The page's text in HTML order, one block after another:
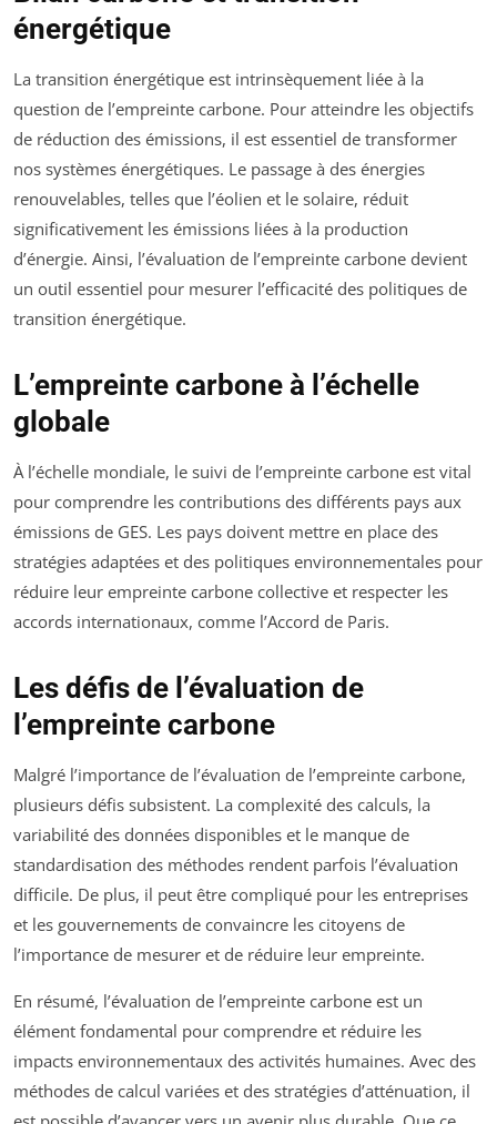
énergétique
La transition énergétique est intrinsèquement liée à la
question de l’empreinte carbone. Pour atteindre les objectifs
de réduction des émissions, il est essentiel de transformer
nos systèmes énergétiques. Le passage à des énergies
renouvelables, telles que l’éolien et le solaire, réduit
significativement les émissions liées à la production
d’énergie. Ainsi, l’évaluation de l’empreinte carbone devient
un outil essentiel pour mesurer l’efficacité des politiques de
transition énergétique.
L’empreinte carbone à l’échelle
globale
À l’échelle mondiale, le suivi de l’empreinte carbone est vital
pour comprendre les contributions des différents pays aux
émissions de GES. Les pays doivent mettre en place des
stratégies adaptées et des politiques environnementales pour
réduire leur empreinte carbone collective et respecter les
accords internationaux, comme l’Accord de Paris.
Les défis de l’évaluation de
l’empreinte carbone
Malgré l’importance de l’évaluation de l’empreinte carbone,
plusieurs défis subsistent. La complexité des calculs, la
variabilité des données disponibles et le manque de
standardisation des méthodes rendent parfois l’évaluation
difficile. De plus, il peut être compliqué pour les entreprises
et les gouvernements de convaincre les citoyens de
l’importance de mesurer et de réduire leur empreinte.
En résumé, l’évaluation de l’empreinte carbone est un
élément fondamental pour comprendre et réduire les
impacts environnementaux des activités humaines. Avec des
méthodes de calcul variées et des stratégies d’atténuation, il